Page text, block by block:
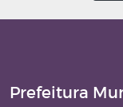
Prefeitura